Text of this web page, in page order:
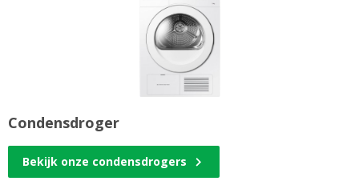
Condensdroger
Bekijk onze condensdrogers